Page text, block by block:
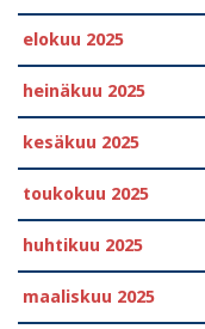
elokuu 2025
heinäkuu 2025
kesäkuu 2025
toukokuu 2025
huhtikuu 2025
maaliskuu 2025